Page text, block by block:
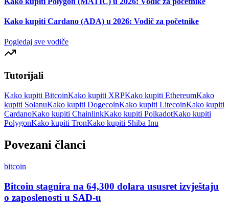
Kako kupiti Cardano (ADA) u 2026: Vodič za početnike
Pogledaj sve vodiče
Tutorijali
Kako kupiti BitcoinKako kupiti XRPKako kupiti EthereumKako
kupiti SolanuKako kupiti DogecoinKako kupiti LitecoinKako kupiti
CardanoKako kupiti ChainlinkKako kupiti PolkadotKako kupiti
PolygonKako kupiti TronKako kupiti Shiba Inu
Povezani članci
bitcoin
Bitcoin stagnira na 64,300 dolara ususret izvještaju
o zaposlenosti u SAD-u